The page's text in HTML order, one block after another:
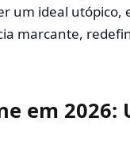
um ideal utópico,
marcante,
em 2026: